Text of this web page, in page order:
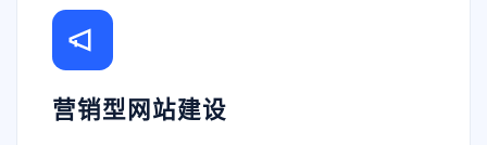
营销型网站建设